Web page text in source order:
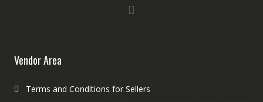
Vendor Area
Terms and Conditions for Sellers